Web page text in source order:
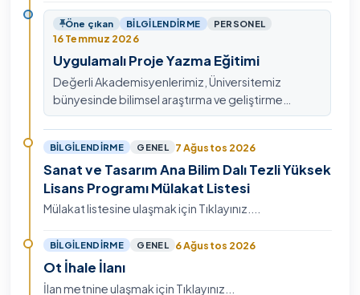
ulaşabilirsiniz.
Öne çıkan BILGILENDIRME PERSONEL
16 Temmuz 2026
Uygulamalı Proje Yazma Eğitimi
Değerli Akademisyenlerimiz, Üniversitemiz
bünyesinde bilimsel araştırma ve geliştirme
kültürünü güçlendirmek, ulusal ve uluslararası fon
mekanizmala…
BILGILENDIRME GENEL 7 Ağustos 2026
Sanat ve Tasarım Ana Bilim Dalı Tezli Yüksek
Lisans Programı Mülakat Listesi
Mülakat listesine ulaşmak için Tıklayınız....
BILGILENDIRME GENEL 6 Ağustos 2026
Ot İhale İlanı
İlan metnine ulaşmak için Tıklayınız...